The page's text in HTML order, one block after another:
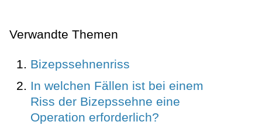
Verwandte Themen
Bizepssehnenriss
In welchen Fällen ist bei einem
Riss der Bizepssehne eine
Operation erforderlich?